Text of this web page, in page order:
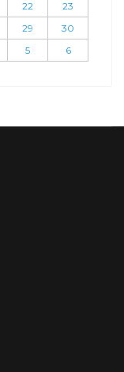
22
23
29
30
5 6